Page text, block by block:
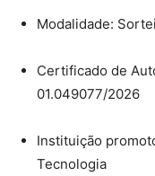
Modalidade:
Certificado de
01.049077/2026
Instituição
Tecnologia